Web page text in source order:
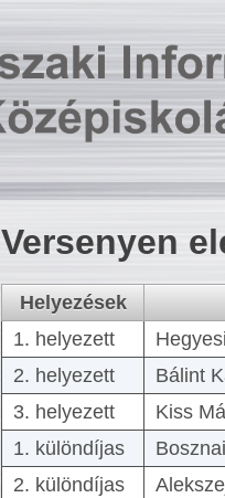
Versenyen
Helyezések
1. helyezett
2. helyezett
Bálint
3. helyezett
Kiss
1. különdíjas
2. különdíjas